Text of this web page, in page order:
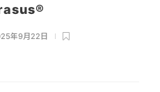
年9月22日